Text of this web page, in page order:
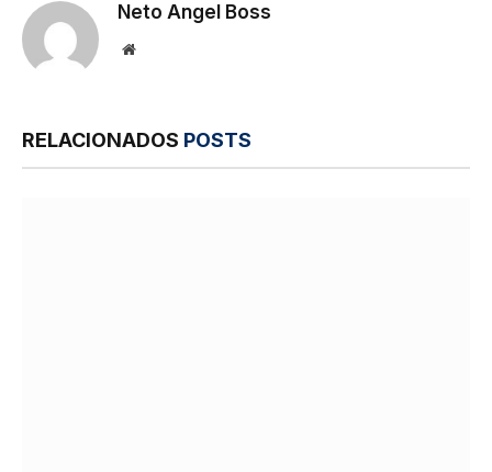
Neto Angel Boss
Site
RELACIONADOS POSTS